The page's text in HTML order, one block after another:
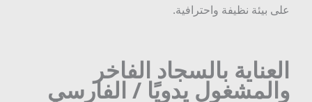
على بيئة نظيفة واحترافية.
العناية بالسجاد الفاخر
والمشغول يدويًا / الفارسي